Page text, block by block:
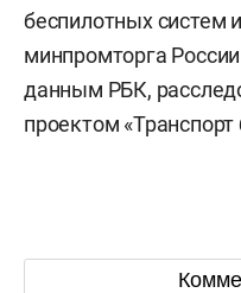
беспилотных систем
минпромторга
данным РБК,
проектом